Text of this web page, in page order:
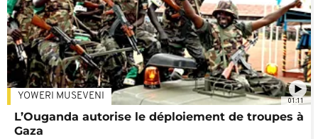
01:11
YOWERI MUSEVENI
L’Ouganda autorise le déploiement de troupes à
Gaza